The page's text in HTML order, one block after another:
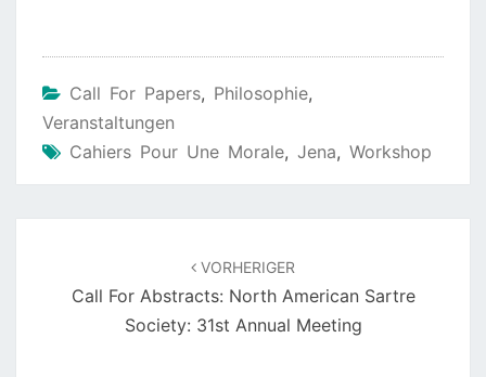
Call For Papers, Philosophie,
Veranstaltungen
Cahiers Pour Une Morale, Jena, Workshop
VORHERIGER
Call For Abstracts: North American Sartre
Society: 31st Annual Meeting